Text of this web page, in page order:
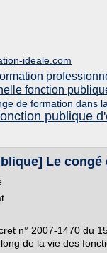
ideale.com
fonction
de formation dans
publique
Le congé
n° 2007-1470 du
de la vie des